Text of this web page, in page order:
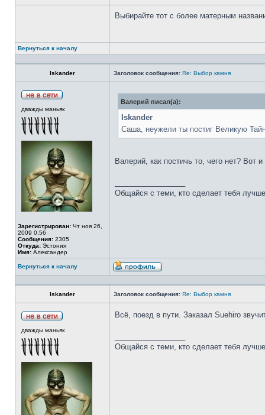
Выбирайте тот с более матерным
Вернуться к началу
Iskander Заголовок сообщения: Re: Выбор камня
дважды маньяк
Зарегистрирован: Чт ноя 26,
2009 0:56
Сообщения: 2305
Откуда: Эстония
Имя: Александер
Валерий писал(а):
Iskander
Саша, неужели ты постиг Великую
Валерий, как постичь то, чего нет? Вот
Общайся с теми, кто сделает тебя
Вернуться к началу
Iskander Заголовок сообщения: Re: Выбор камня
дважды маньяк
Всё, поезд в пути. Заказал Suehiro
Общайся с теми, кто сделает тебя